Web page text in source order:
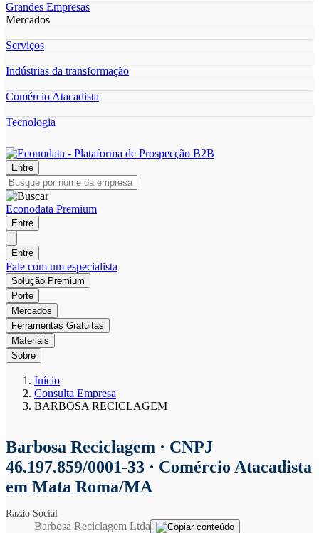
Grandes Empresas
Mercados
Serviços
Indústrias da transformação
Comércio Atacadista
Tecnologia
Entre
Econodata Premium
Entre
Entre
Fale com um especialista
Solução Premium
Porte
Mercados
Ferramentas Gratuitas
Materiais
Sobre
Início
Consulta Empresa
BARBOSA RECICLAGEM
Barbosa Reciclagem · CNPJ
46.197.859/0001-33 · Comércio Atacadista
em Mata Roma/MA
Razão Social
Barbosa Reciclagem Ltda